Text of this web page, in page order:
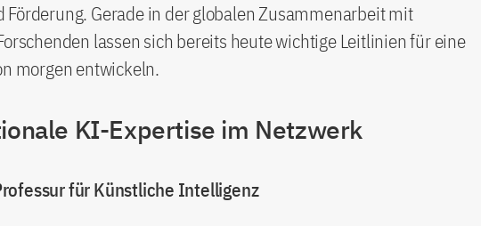
Förderung. Gerade in der globalen Zusammenarbeit mit
lassen sich bereits heute wichtige Leitlinien für eine
morgen entwickeln.
KI-Expertise im Netzwerk
für Künstliche Intelligenz